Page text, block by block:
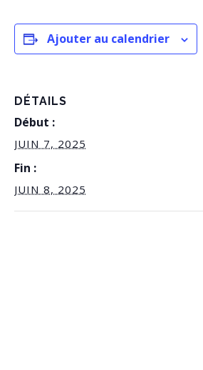
Ajouter au calendrier
DÉTAILS
Début :
JUIN 7, 2025
Fin :
JUIN 8, 2025